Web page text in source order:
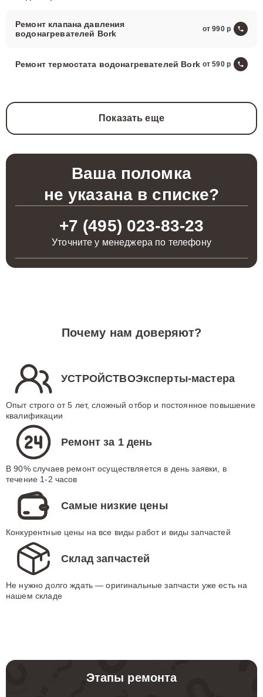
Ремонт клапана давления
водонагревателей Bork
от 990
Ремонт термостата водонагревателей Bork от 590
Показать еще
Ваша поломка
не указана в списке?
+7 (495) 023-83-23
Уточните у менеджера по телефону
Почему нам доверяют?
УСТРОЙСТВОЭксперты-мастера
Опыт строго от 5 лет, сложный отбор и постоянное повышение
квалификации
Ремонт за 1 день
В 90% случаев ремонт осуществляется в день заявки, в
течение 1-2 часов
Самые низкие цены
Конкурентные цены на все виды работ и виды запчастей
Склад запчастей
Не нужно долго ждать — оригинальные запчасти уже есть на
нашем складе
Этапы ремонта